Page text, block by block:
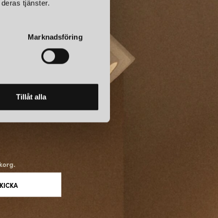
tjänster.
Marknadsföring
Tillåt alla
andra lampor från Watt & Veke för en komplett ljussättning.
lampor med lång livslängd, både vad gäller design och
och anpassas med olika skärmar, vilket gör dem hållbara
MILJÖER
väl i vardagsrum, sovrum och entréer, men passar också i
behov.